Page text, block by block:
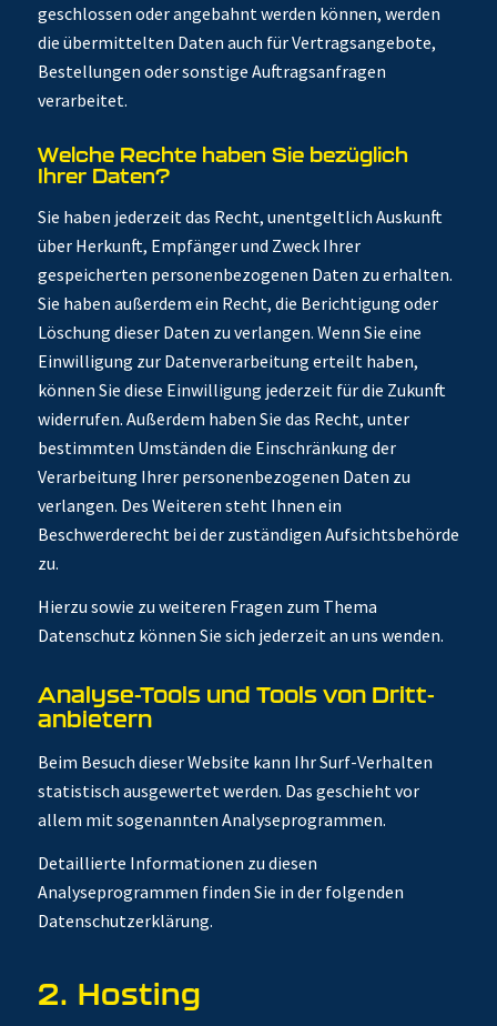
geschlossen oder angebahnt werden können, werden
die übermittelten Daten auch für Vertragsangebote,
Bestellungen oder sonstige Auftragsanfragen
verarbeitet.
Welche Rechte haben Sie bezüglich
Ihrer Daten?
Sie haben jederzeit das Recht, unentgeltlich Auskunft
über Herkunft, Empfänger und Zweck Ihrer
gespeicherten personenbezogenen Daten zu erhalten.
Sie haben außerdem ein Recht, die Berichtigung oder
Löschung dieser Daten zu verlangen. Wenn Sie eine
Einwilligung zur Datenverarbeitung erteilt haben,
können Sie diese Einwilligung jederzeit für die Zukunft
widerrufen. Außerdem haben Sie das Recht, unter
bestimmten Umständen die Einschränkung der
Verarbeitung Ihrer personenbezogenen Daten zu
verlangen. Des Weiteren steht Ihnen ein
Beschwerderecht bei der zuständigen Aufsichtsbehörde
zu.
Hierzu sowie zu weiteren Fragen zum Thema
Datenschutz können Sie sich jederzeit an uns wenden.
Analyse-Tools und Tools von Dritt­
anbietern
Beim Besuch dieser Website kann Ihr Surf-Verhalten
statistisch ausgewertet werden. Das geschieht vor
allem mit sogenannten Analyseprogrammen.
Detaillierte Informationen zu diesen
Analyseprogrammen finden Sie in der folgenden
Datenschutzerklärung.
2. Hosting